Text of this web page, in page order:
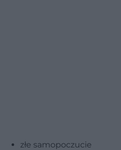
złe samopoczucie